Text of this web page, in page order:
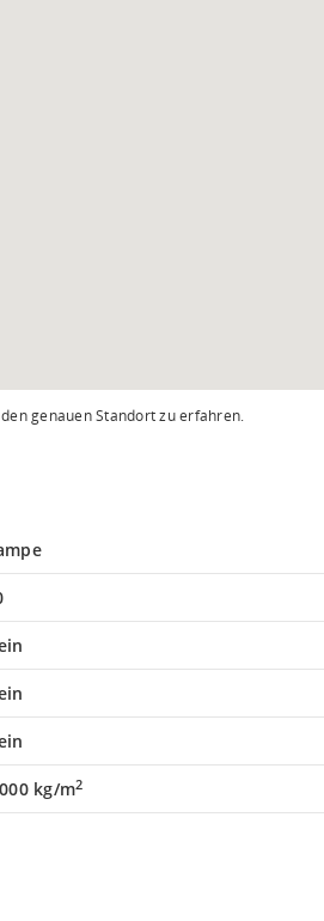
genauen Standort zu erfahren.
kg/m2